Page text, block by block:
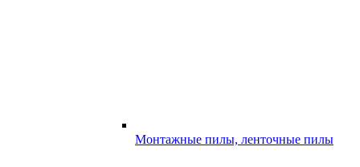
Монтажные пилы, ленточные пилы